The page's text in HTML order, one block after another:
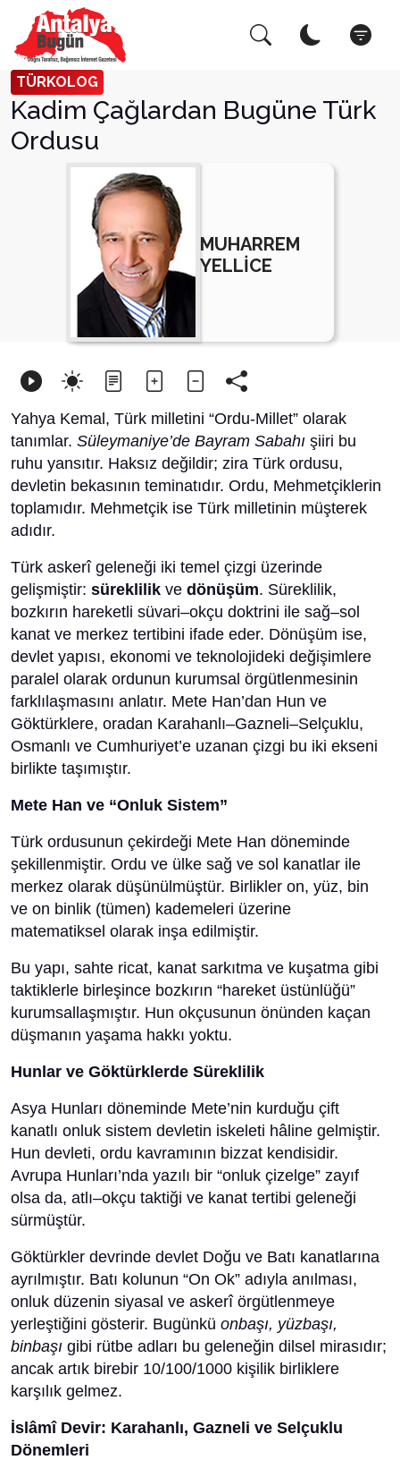
TÜRKOLOG
Kadim Çağlardan Bugüne Türk
Ordusu
MUHARREM
YELLİCE
Yahya Kemal, Türk milletini “Ordu-Millet” olarak
tanımlar. Süleymaniye’de Bayram Sabahı şiiri bu
ruhu yansıtır. Haksız değildir; zira Türk ordusu,
devletin bekasının teminatıdır. Ordu, Mehmetçiklerin
toplamıdır. Mehmetçik ise Türk milletinin müşterek
adıdır.
Türk askerî geleneği iki temel çizgi üzerinde
gelişmiştir: süreklilik ve dönüşüm. Süreklilik,
bozkırın hareketli süvari–okçu doktrini ile sağ–sol
kanat ve merkez tertibini ifade eder. Dönüşüm ise,
devlet yapısı, ekonomi ve teknolojideki değişimlere
paralel olarak ordunun kurumsal örgütlenmesinin
farklılaşmasını anlatır. Mete Han’dan Hun ve
Göktürklere, oradan Karahanlı–Gazneli–Selçuklu,
Osmanlı ve Cumhuriyet’e uzanan çizgi bu iki ekseni
birlikte taşımıştır.
Mete Han ve “Onluk Sistem”
Türk ordusunun çekirdeği Mete Han döneminde
şekillenmiştir. Ordu ve ülke sağ ve sol kanatlar ile
merkez olarak düşünülmüştür. Birlikler on, yüz, bin
ve on binlik (tümen) kademeleri üzerine
matematiksel olarak inşa edilmiştir.
Bu yapı, sahte ricat, kanat sarkıtma ve kuşatma gibi
taktiklerle birleşince bozkırın “hareket üstünlüğü”
kurumsallaşmıştır. Hun okçusunun önünden kaçan
düşmanın yaşama hakkı yoktu.
Hunlar ve Göktürklerde Süreklilik
Asya Hunları döneminde Mete’nin kurduğu çift
kanatlı onluk sistem devletin iskeleti hâline gelmiştir.
Hun devleti, ordu kavramının bizzat kendisidir.
Avrupa Hunları’nda yazılı bir “onluk çizelge” zayıf
olsa da, atlı–okçu taktiği ve kanat tertibi geleneği
sürmüştür.
Göktürkler devrinde devlet Doğu ve Batı kanatlarına
ayrılmıştır. Batı kolunun “On Ok” adıyla anılması,
onluk düzenin siyasal ve askerî örgütlenmeye
yerleştiğini gösterir. Bugünkü onbaşı, yüzbaşı,
binbaşı gibi rütbe adları bu geleneğin dilsel mirasıdır;
ancak artık birebir 10/100/1000 kişilik birliklere
karşılık gelmez.
İslâmî Devir: Karahanlı, Gazneli ve Selçuklu
Dönemleri
Arama Yap! Kapat